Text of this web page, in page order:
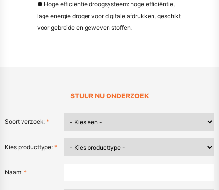
● Hoge efficiëntie droogsysteem: hoge efficiëntie,
lage energie droger voor digitale afdrukken, geschikt
voor gebreide en geweven stoffen.
STUUR NU ONDERZOEK
Soort verzoek: *
Kies producttype: *
Naam: *